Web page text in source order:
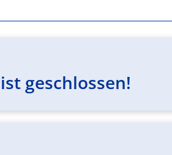
geschlossen!